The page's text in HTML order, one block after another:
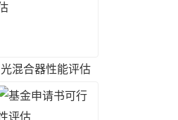
光混合器性能评估